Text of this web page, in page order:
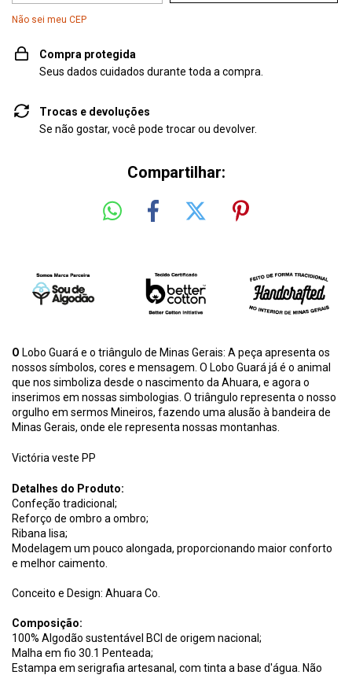
Não sei meu CEP
Compra protegida
Seus dados cuidados durante toda a compra.
Trocas e devoluções
Se não gostar, você pode trocar ou devolver.
Compartilhar:
O Lobo Guará e o triângulo de Minas Gerais: A peça apresenta os
nossos símbolos, cores e mensagem. O Lobo Guará já é o animal
que nos simboliza desde o nascimento da Ahuara, e agora o
inserimos em nossas simbologias. O triângulo representa o nosso
orgulho em sermos Mineiros, fazendo uma alusão à bandeira de
Minas Gerais, onde ele representa nossas montanhas.
Victória veste PP
Detalhes do Produto:
Confeção tradicional;
Reforço de ombro a ombro;
Ribana lisa;
Modelagem um pouco alongada, proporcionando maior conforto
e melhor caimento.
Conceito e Design: Ahuara Co.
Composição:
100% Algodão sustentável BCI de origem nacional;
Malha em fio 30.1 Penteada;
Estampa em serigrafia artesanal, com tinta a base d'água. Não